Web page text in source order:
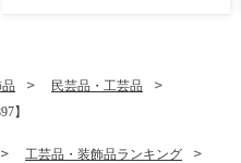
民芸品・工芸品
】
工芸品・装飾品ランキング